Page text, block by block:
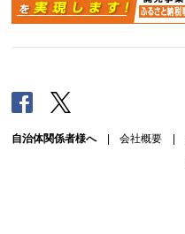
Facebook
自治体関係者様へ| 会社概要